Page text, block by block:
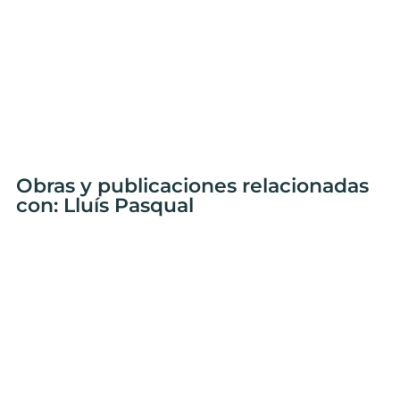
Obras y publicaciones relacionadas
con: Lluís Pasqual